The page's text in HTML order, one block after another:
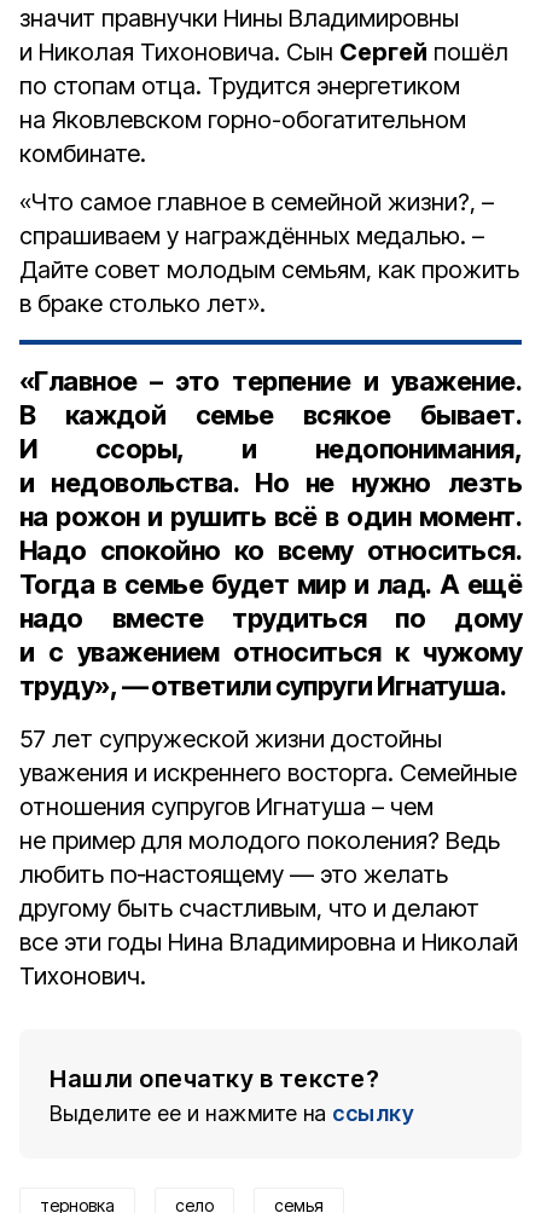
значит правнучки Нины Владимировны
и Николая Тихоновича. Сын Сергей пошёл
по стопам отца. Трудится энергетиком
на Яковлевском горно-обогатительном
комбинате.
«Что самое главное в семейной жизни?, –
спрашиваем у награждённых медалью. –
Дайте совет молодым семьям, как прожить
в браке столько лет».
«Главное – это терпение и уважение.
В каждой семье всякое бывает.
И ссоры, и недопонимания,
и недовольства. Но не нужно лезть
на рожон и рушить всё в один момент.
Надо спокойно ко всему относиться.
Тогда в семье будет мир и лад. А ещё
надо вместе трудиться по дому
и с уважением относиться к чужому
труду», — ответили супруги Игнатуша.
57 лет супружеской жизни достойны
уважения и искреннего восторга. Семейные
отношения супругов Игнатуша – чем
не пример для молодого поколения? Ведь
любить по‑настоящему — это желать
другому быть счастливым, что и делают
все эти годы Нина Владимировна и Николай
Тихонович.
Нашли опечатку в тексте?
Выделите ее и нажмите на ссылку
терновка село семья